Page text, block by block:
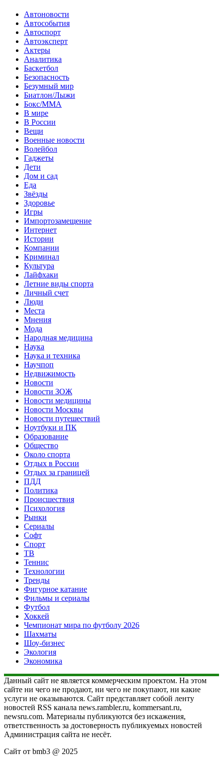
Автоновости
Автособытия
Автоспорт
Автоэксперт
Актеры
Аналитика
Баскетбол
Безопасность
Безумный мир
Биатлон/Лыжи
Бокс/MMA
В мире
В России
Вещи
Военные новости
Волейбол
Гаджеты
Дети
Дом и сад
Еда
Звёзды
Здоровье
Игры
Импортозамещение
Интернет
Истории
Компании
Криминал
Культура
Лайфхаки
Летние виды спорта
Личный счет
Люди
Места
Мнения
Мода
Народная медицина
Наука
Наука и техника
Научпоп
Недвижимость
Новости
Новости ЗОЖ
Новости медицины
Новости Москвы
Новости путешествий
Ноутбуки и ПК
Образование
Общество
Около спорта
Отдых в России
Отдых за границей
ПДД
Политика
Происшествия
Психология
Рынки
Сериалы
Софт
Спорт
ТВ
Теннис
Технологии
Тренды
Фигурное катание
Фильмы и сериалы
Футбол
Хоккей
Чемпионат мира по футболу 2026
Шахматы
Шоу-бизнес
Экология
Экономика
Данный сайт не является коммерческим проектом. На этом
сайте ни чего не продают, ни чего не покупают, ни какие
услуги не оказываются. Сайт представляет собой ленту
новостей RSS канала news.rambler.ru, kommersant.ru,
newsru.com. Материалы публикуются без искажения,
ответственность за достоверность публикуемых новостей
Администрация сайта не несёт.
Сайт от bmb3 @ 2025